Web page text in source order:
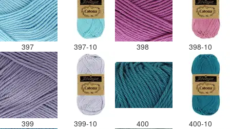
397 397-10 398 398-10
399 399-10 400 400-10